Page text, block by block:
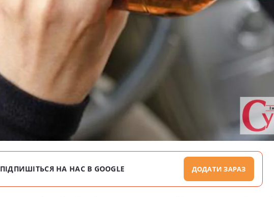
ПІДПИШІТЬСЯ НА НАС В GOOGLE ДОДАТИ ЗАРАЗ